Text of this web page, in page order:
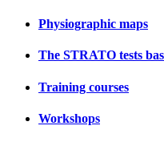
Physiographic maps
The STRATO tests
Training courses
Workshops